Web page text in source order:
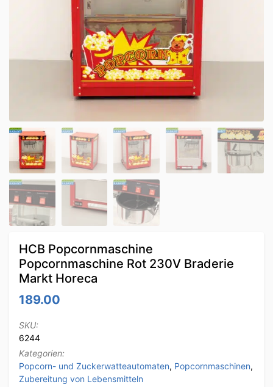
HCB Popcornmaschine
Popcornmaschine Rot 230V Braderie
Markt Horeca
189.00
SKU:
6244
Kategorien:
Popcorn- und Zuckerwatteautomaten, Popcornmaschinen,
Zubereitung von Lebensmitteln